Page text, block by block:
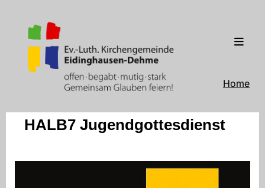
Home
HALB7 Jugendgottesdienst